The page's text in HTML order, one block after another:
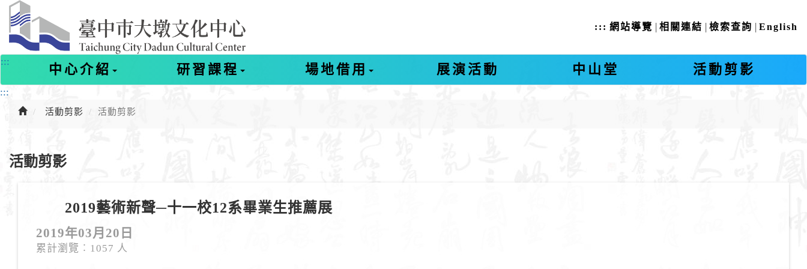
進
入
主
要
::: 網站導覽 |相關連結 |檢索查詢 |English
:::
中心介紹 研習課程 場地借用 展演活動 中山堂 活動剪影
:::
活動剪影 活動剪影
活動剪影
2019藝術新聲─十一校12系畢業生推薦展
2019年03月20日
累計瀏覽︰1057 人